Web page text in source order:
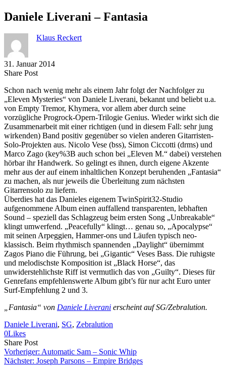
Daniele Liverani – Fantasia
Klaus Reckert
31. Januar 2014
Share PostShare
Facebook
Copy
to
clipboard
Send
via
eMail
Schon nach wenig mehr als einem Jahr folgt der Nachfolger zu
„Eleven Mysteries“ von Daniele Liverani, bekannt und beliebt u.a.
von Empty Tremor, Khymera, vor allem aber durch seine
vorzügliche Progrock-Opern-Trilogie Genius. Wieder wirkt sich die
Zusammenarbeit mit einer richtigen (und in diesem Fall: sehr jung
wirkenden) Band positiv gegenüber so vielen anderen Gitarristen-
Solo-Projekten aus. Nicolo Vese (bss), Simon Ciccotti (drms) und
Marco Zago (key%3B auch schon bei „Eleven M.“ dabei) verstehen
hörbar ihr Handwerk. So gelingt es ihnen, durch eigene Akzente
mehr aus der auf einem inhaltlichen Konzept beruhenden „Fantasia“
zu machen, als nur jeweils die Überleitung zum nächsten
Gitarrensolo zu liefern.
Überdies hat das Danieles eigenem TwinSpirit32-Studio
aufgenommene Album einen auffallend transparenten, lebhaften
Sound – speziell das Schlagzeug beim ersten Song „Unbreakable“
klingt umwerfend. „Peacefully“ klingt… genau so, „Apocalypse“
mit seinen Arpeggien, Hammer-ons und Läufen typisch neo-
klassisch. Beim rhythmisch spannenden „Daylight“ übernimmt
Zagos Piano die Führung, bei „Gigantic“ Veses Bass. Die ruhigste
und melodischste Komposition ist „Black Horse“, das
unwiderstehlichste Riff ist vermutlich das von „Guilty“. Dieses für
Genrefans empfehlenswerte Album gibt’s für nur acht Euro unter
Surf-Empfehlung 2 und 3.
„Fantasia“ von Daniele Liverani erscheint auf SG/Zebralution.
Daniele Liverani, SG, Zebralution
0Likes
Share PostShare
on
Facebook
Copy
URL
to
Send
Link
via
Vorheriger: Automatic Sam – Sonic Whip
Nächster: Joseph Parsons – Empire Bridges